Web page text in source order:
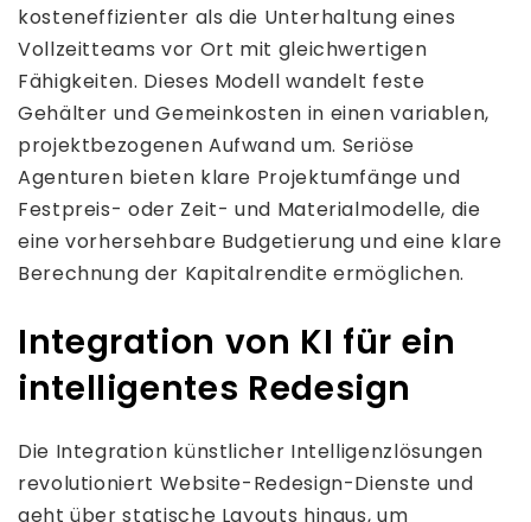
kosteneffizienter als die Unterhaltung eines
Vollzeitteams vor Ort mit gleichwertigen
Fähigkeiten. Dieses Modell wandelt feste
Gehälter und Gemeinkosten in einen variablen,
projektbezogenen Aufwand um. Seriöse
Agenturen bieten klare Projektumfänge und
Festpreis- oder Zeit- und Materialmodelle, die
eine vorhersehbare Budgetierung und eine klare
Berechnung der Kapitalrendite ermöglichen.
Integration von KI für ein
intelligentes Redesign
Die Integration künstlicher Intelligenzlösungen
revolutioniert Website-Redesign-Dienste und
geht über statische Layouts hinaus, um